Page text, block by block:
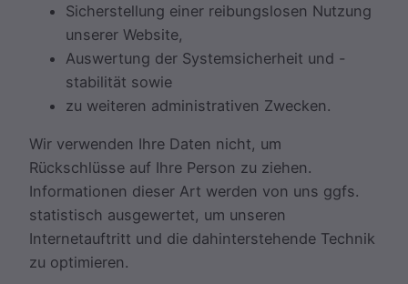
Sicherstellung einer reibungslosen Nutzung
unserer Website,
Auswertung der Systemsicherheit und -
stabilität sowie
zu weiteren administrativen Zwecken.
Wir verwenden Ihre Daten nicht, um
Rückschlüsse auf Ihre Person zu ziehen.
Informationen dieser Art werden von uns ggfs.
statistisch ausgewertet, um unseren
Internetauftritt und die dahinterstehende Technik
zu optimieren.